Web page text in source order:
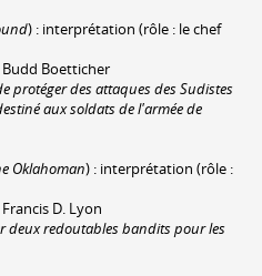
) : interprétation (rôle : le chef
Budd Boetticher
protéger des attaques des Sudistes
aux soldats de l'armée de
Oklahoman) : interprétation (rôle :
D. Lyon
deux redoutables bandits pour les